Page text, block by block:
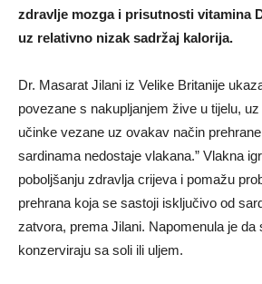
zdravlje mozga i prisutnosti vitamina
uz relativno nizak sadržaj kalorija.
Dr. Masarat Jilani iz Velike Britanije
povezane s nakupljanjem žive u tijelu,
učinke vezane uz ovakav način
sardinama nedostaje vlakana.” Vlakna
poboljšanju zdravlja crijeva i pomažu
prehrana koja se sastoji isključivo od
zatvora, prema Jilani. Napomenula je da
konzerviraju sa soli ili uljem.